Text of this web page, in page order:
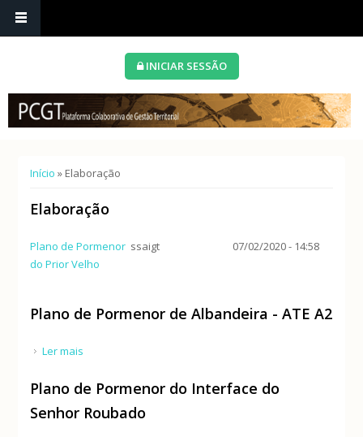
INICIAR SESSÃO
Está aqui
Início » Elaboração
Elaboração
Plano de Pormenor
do Prior Velho
ssaigt 07/02/2020 - 14:58
Plano de Pormenor de Albandeira - ATE A2
Ler mais
Plano de Pormenor do Interface do
Senhor Roubado